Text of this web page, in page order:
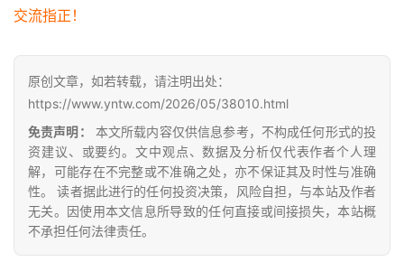
储
交流指正！
原创文章，如若转载，请注明出处：
https://www.yntw.com/2026/05/38010.html
免责声明：
本文所载内容仅供信息参考，不构成任何形式的投
资建议、或要约。文中观点、数据及分析仅代表作者个人理
解，可能存在不完整或不准确之处，亦不保证其及时性与准确
性。 读者据此进行的任何投资决策，风险自担，与本站及作者
无关。因使用本文信息所导致的任何直接或间接损失，本站概
不承担任何法律责任。